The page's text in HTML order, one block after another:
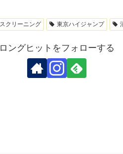
スクリーニング 東京ハイジャンプ
ロングヒットをフォローする